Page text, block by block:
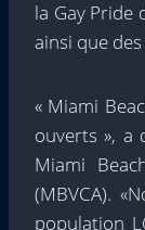
la Gay Pride
ainsi que
« Miami
ouverts », a
Miami
(MBVCA).
population